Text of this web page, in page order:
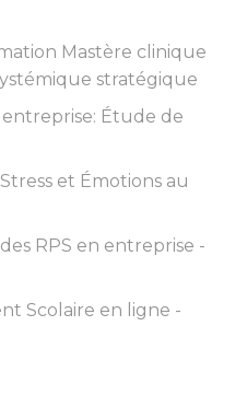
Mastère clinique
stratégique
Étude de
et Émotions au
RPS en entreprise -
Scolaire en ligne -